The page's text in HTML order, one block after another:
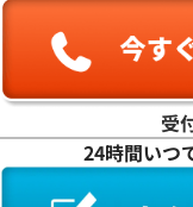
受
24時間いつ